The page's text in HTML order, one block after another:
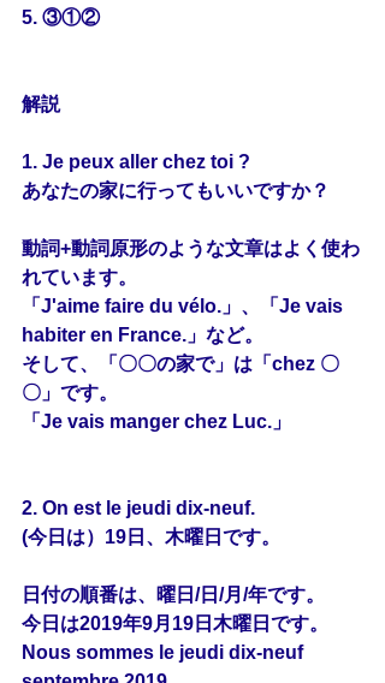
5. ③①②
解説
1. Je peux aller chez toi ?
あなたの家に行ってもいいですか？
動詞+動詞原形のような文章はよく使わ
れています。
「J'aime faire du vélo.」、「Je vais
habiter en France.」など。
そして、「〇〇の家で」は「chez 〇
〇」です。
「Je vais manger chez Luc.」
2. On est le jeudi dix-neuf.
(今日は）19日、木曜日です。
日付の順番は、曜日/日/月/年です。
今日は2019年9月19日木曜日です。
Nous sommes le jeudi dix-neuf